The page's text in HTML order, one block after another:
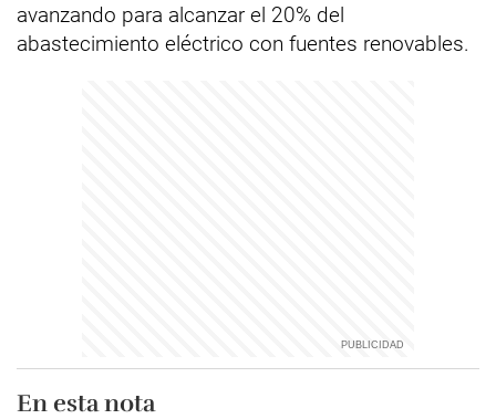
avanzando para alcanzar el 20% del
abastecimiento eléctrico con fuentes renovables.
En esta nota